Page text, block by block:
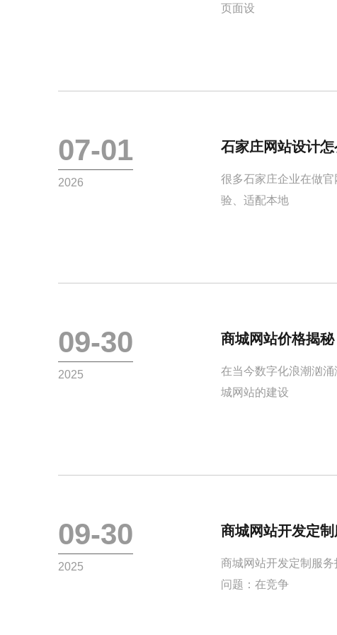
页面设
07-01
2026
石家庄网站设计
很多石家庄企业在做
验、适配本地
09-30
2025
商城网站价格揭
在当今数字化浪潮汹
城网站的建设
09-30
2025
商城网站开发定
商城网站开发定制服
问题：在竞争